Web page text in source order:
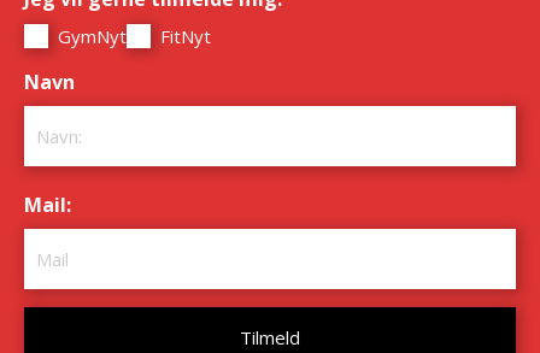
GymNyt FitNyt
Navn
Mail: